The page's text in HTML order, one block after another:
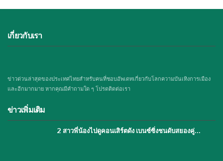
เกี่ยวกับเรา
ข่าวด่วนล่าสุดของประเทศไทยสำหรับคนที่ชอบอัพเดทเกี่ยวกับโลกความบันเทิงการเมือง
และอีกมากมาย หากคุณมีคำถามใด ๆ โปรดติดต่อเรา
ข่าวเพิ่มเติม
2 สาวพี่น้องไปดูคอนเสิร์ตดัง เบนซ์ซิ่งชนดับสยองคู่…